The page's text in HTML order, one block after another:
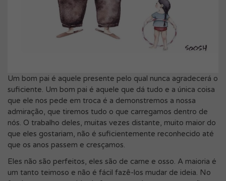
Um bom pai é aquele presente pelo qual nunca agradecerá o
suficiente. Um bom pai é aquele que dá tudo e a única coisa
que ele nos pede em troca é a demonstremos a nossa
admiração, que tiremos tudo o que carregamos dentro de
nós. O trabalho deles, muitas vezes distante, muito maior do
que eles gostariam, não é suficientemente reconhecido até
que os anos passem e cresçamos.
Eles não são perfeitos, eles são de carne e osso. A maioria é
um tanto teimoso e não é fácil fazê-los mudar de ideia. No